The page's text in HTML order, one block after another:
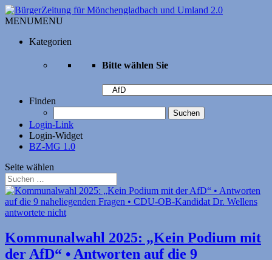
MENUMENU
Kategorien
Bitte wählen Sie
Bitte
Sie
Finden
nach:
Login-Link
Login-Widget
BZ-MG 1.0
Seite wählen
Kommunalwahl 2025: „Kein Podium mit
der AfD“ • Antworten auf die 9